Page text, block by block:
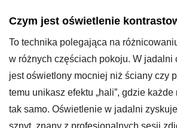
Czym jest oświetlenie
To technika polegająca na
w różnych częściach pokoju. W jadalni
jest oświetlony mocniej niż ściany czy
temu unikasz efektu „hali”, gdzie
tak samo. Oświetlenie w jadalni